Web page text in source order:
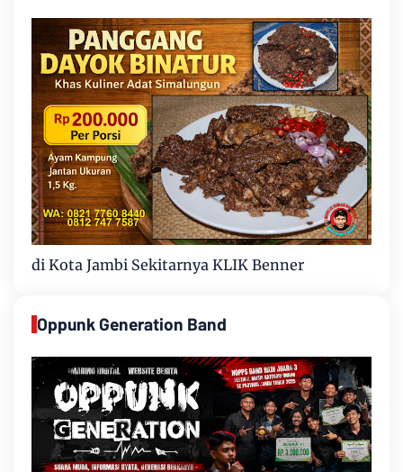
di Kota Jambi Sekitarnya KLIK Benner
Oppunk Generation Band